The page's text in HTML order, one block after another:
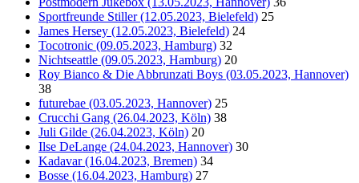
Sportfreunde Stiller (12.05.2023, Bielefeld) 25
James Hersey (12.05.2023, Bielefeld) 24
Tocotronic (09.05.2023, Hamburg) 32
Nichtseattle (09.05.2023, Hamburg) 20
Roy Bianco & Die Abbrunzati Boys (03.05.2023, Hannover)
38
futurebae (03.05.2023, Hannover) 25
Crucchi Gang (26.04.2023, Köln) 38
Juli Gilde (26.04.2023, Köln) 20
Ilse DeLange (24.04.2023, Hannover) 30
Kadavar (16.04.2023, Bremen) 34
Bosse (16.04.2023, Hamburg) 27